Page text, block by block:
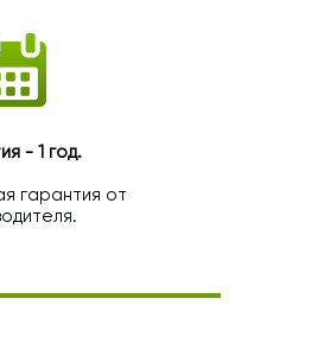
- 1 год.
гарантия от